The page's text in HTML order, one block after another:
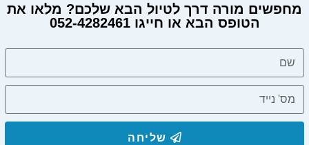
מחפשים מורה דרך?
מחפשים מורה דרך לטיול הבא שלכם? מלאו את
הטופס הבא או חייגו 052-4282461
שליחה